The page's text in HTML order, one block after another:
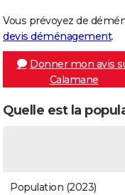
Vous prévoyez de
devis déménagement.
Donner mon avis
Calamane
Quelle est la
Population (2023)